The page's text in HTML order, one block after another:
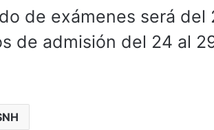
de exámenes será del
de admisión del 24 al